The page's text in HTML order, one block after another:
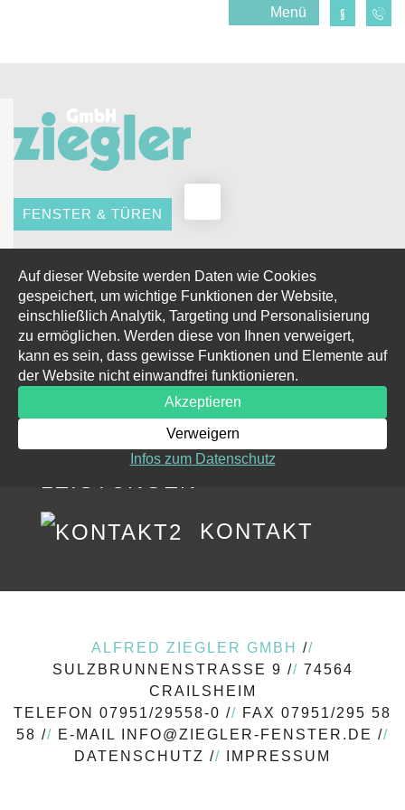
Menü
FENSTER & TÜREN
HERZLICH WILLKOMMEN
ÜBER UNS
KONTAKT
ALFRED ZIEGLER GMBH //
SULZBRUNNENSTRASSE 9 /
/ 74564
CRAILSHEIM
TELEFON 07951/29558-0 // FAX 07951/295 58
58 // E-MAIL INFO@ZIEGLER-FENSTER.DE //
DATENSCHUTZ // IMPRESSUM
Auf dieser Website werden Daten wie Cookies
gespeichert, um wichtige Funktionen der Website,
einschließlich Analytik, Targeting und Personalisierung
zu ermöglichen. Werden diese von Ihnen verweigert,
kann es sein, dass gewisse Funktionen und Elemente auf
der Website nicht einwandfrei funktionieren.
Akzeptieren
Verweigern
Infos zum Datenschutz